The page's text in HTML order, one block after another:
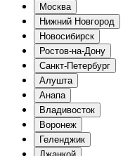
Москва
Нижний Новгород
Новосибирск
Ростов-на-Дону
Санкт-Петербург
Алушта
Анапа
Владивосток
Воронеж
Геленджик